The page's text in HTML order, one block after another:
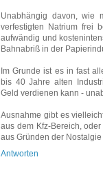
Unabhängig davon, wie
verfestigten Natrium frei
aufwändig und
Bahnabriß in der
Im Grunde ist es in fast
bis 40 Jahre alten
Geld verdienen kann -
Ausnahme gibt es
aus dem Kfz-Bereich,
aus Gründen der
Antworten